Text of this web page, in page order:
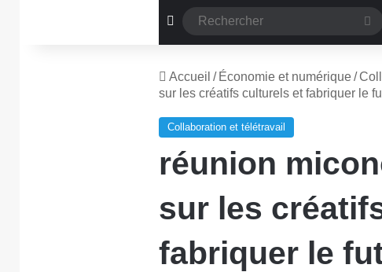
Article Aléatoire
Accueil / Économie et numérique/
sur les créatifs culturels et fabriquer le
Collaboration et télétravail
réunion
sur les
fabriquer le